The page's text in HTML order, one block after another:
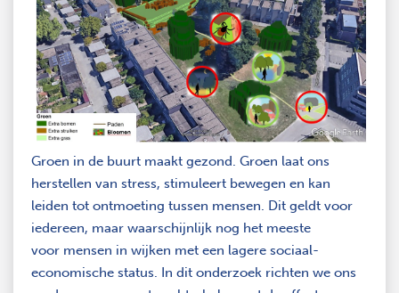
Groen in de buurt maakt gezond. Groen laat ons
herstellen van stress, stimuleert bewegen en kan
leiden tot ontmoeting tussen mensen. Dit geldt voor
iedereen, maar waarschijnlijk nog het meeste
voor mensen in wijken met een lagere sociaal-
economische status. In dit onderzoek richten we ons